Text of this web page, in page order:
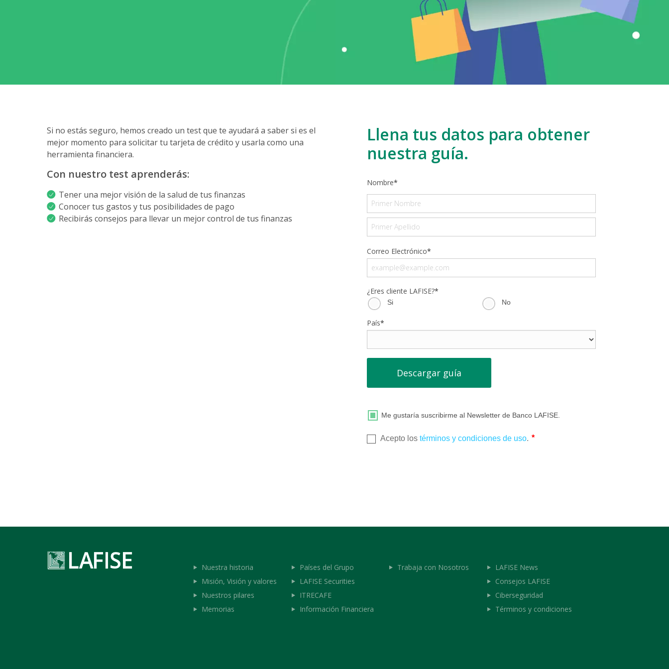
Si no estás seguro, hemos creado un test que te ayudará a saber si es el
mejor momento para solicitar tu tarjeta de crédito y usarla como una
herramienta financiera.
Con nuestro test aprenderás:
Tener una mejor visión de la salud de tus finanzas
Conocer tus gastos y tus posibilidades de pago
Recibirás consejos para llevar un mejor control de tus finanzas
Nuestra historia
Misión, Visión y valores
Nuestros pilares
Memorias
Países del Grupo
LAFISE Securities
ITRECAFE
Información Financiera
Trabaja con Nosotros
LAFISE News
Consejos LAFISE
Ciberseguridad
Términos y condiciones